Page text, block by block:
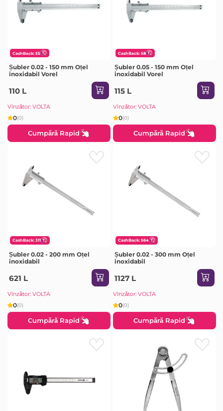
CashBack: 55
Șubler 0.02 - 150 mm Oțel
inoxidabil Vorel
110 L
Vînzător: VOLTA
0(0)
Cumpără Rapid
CashBack: 58
Șubler 0.05 - 150 mm Oțel
inoxidabil Vorel
115 L
Vînzător: VOLTA
0(0)
Cumpără Rapid
CashBack: 311
Șubler 0.02 - 200 mm Oțel
inoxidabil
621 L
Vînzător: VOLTA
0(0)
Cumpără Rapid
CashBack: 564
Șubler 0.02 - 300 mm Oțel
inoxidabil
1127 L
Vînzător: VOLTA
0(0)
Cumpără Rapid